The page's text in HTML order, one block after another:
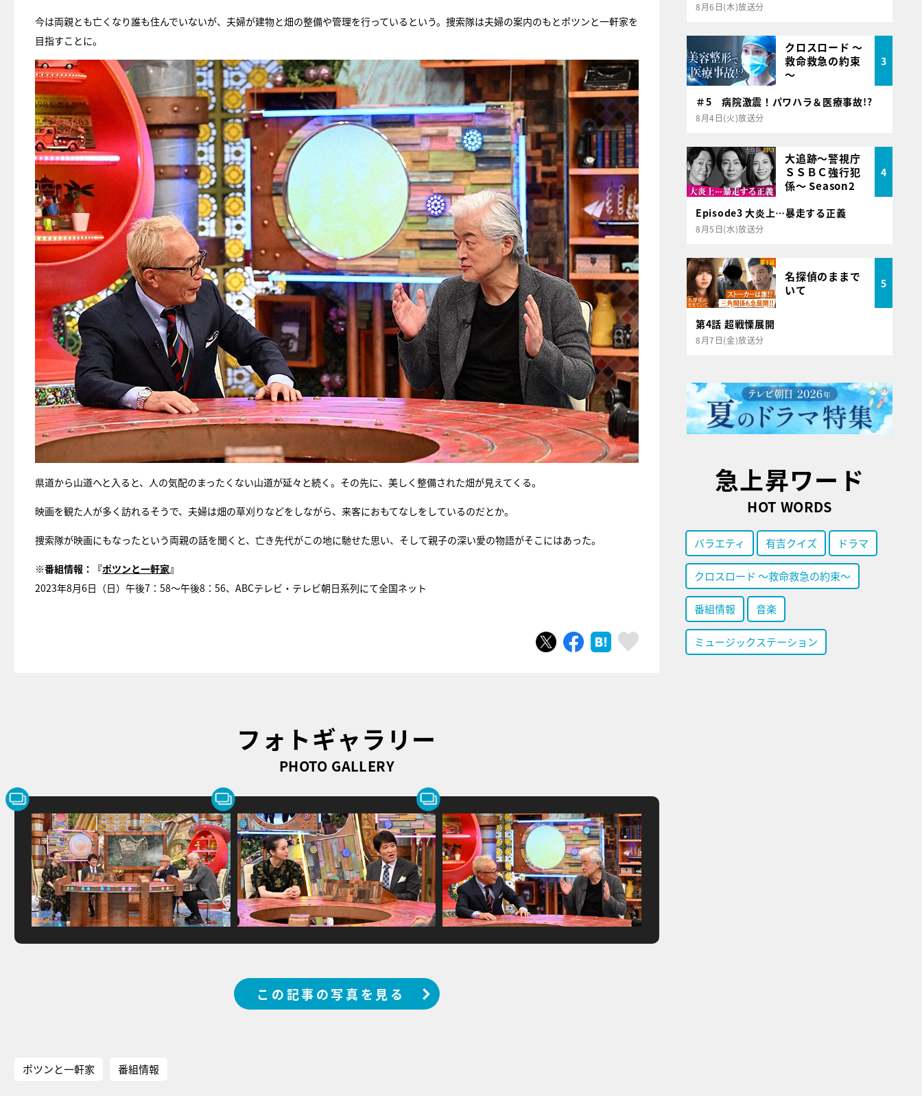
今は両親とも亡くなり誰も住んでいないが、夫婦が建物と畑の整備や管理を行っているという。捜索隊は夫婦の案内のもとポツンと一軒家を
目指すことに。
県道から山道へと入ると、人の気配のまったくない山道が延々と続く。その先に、美しく整備された畑が見えてくる。
映画を観た人が多く訪れるそうで、夫婦は畑の草刈りなどをしながら、来客におもてなしをしているのだとか。
捜索隊が映画にもなったという両親の話を聞くと、亡き先代がこの地に馳せた思い、そして親子の深い愛の物語がそこにはあった。
※番組情報：『ポツンと一軒家』
2023年8月6日（日）午後7：58～午後8：56、ABCテレビ・テレビ朝日系列にて全国ネット
ツイートシェア はてブ
フォトギャラリー
PHOTO GALLERY
この記事の写真を見る
ポツンと一軒家 番組情報
8月6日(木)放送分
クロスロード ～
救命救急の約束
～
3
＃5 病院激震！パワハラ＆医療事故!?
8月4日(火)放送分
大追跡～警視庁
ＳＳＢＣ強行犯
係～ Season2
4
Episode3 大炎上…暴走する正義
8月5日(水)放送分
名探偵のままで
いて
5
第4話 超戦慄展開
8月7日(金)放送分
急上昇ワード
HOT WORDS
バラエティ 有吉クイズ ドラマ
クロスロード ～救命救急の約束～
番組情報 音楽
ミュージックステーション